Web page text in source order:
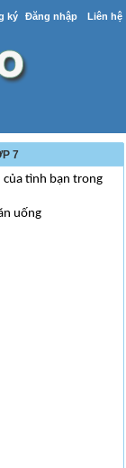
ký Đăng nhập Liên hệ
7
của tình bạn trong
uống